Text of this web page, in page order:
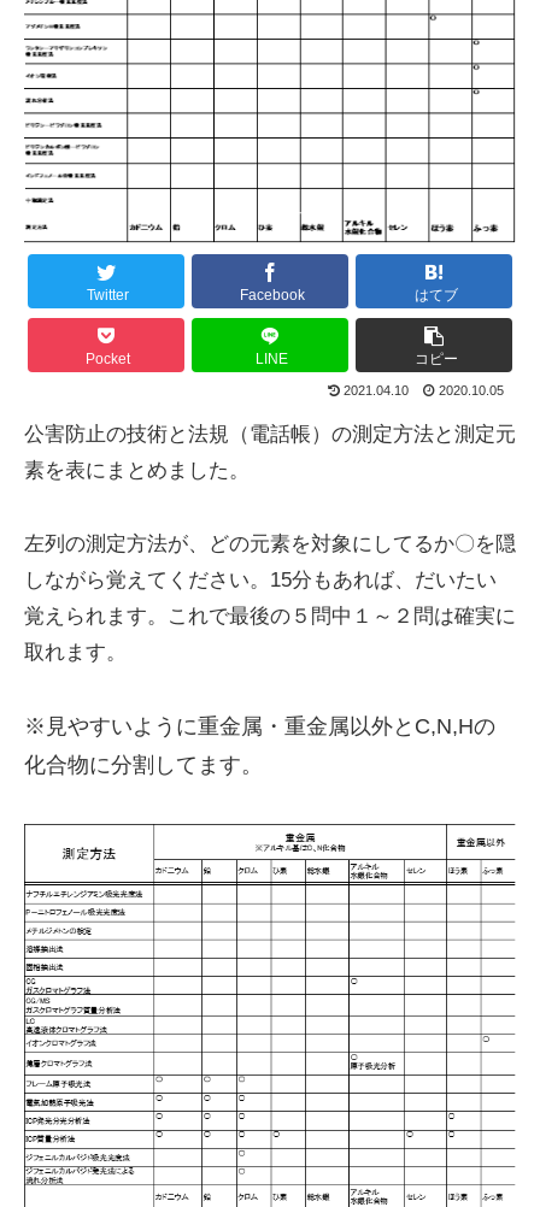
Twitter Facebook はてブ
Pocket LINE コピー
2021.04.10 2020.10.05
公害防止の技術と法規（電話帳）の測定方法と測定元
素を表にまとめました。
左列の測定方法が、どの元素を対象にしてるか〇を隠
しながら覚えてください。15分もあれば、だいたい
覚えられます。これで最後の５問中１～２問は確実に
取れます。
※見やすいように重金属・重金属以外とC,N,Hの
化合物に分割してます。